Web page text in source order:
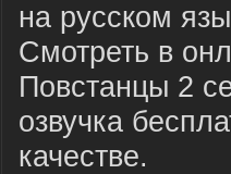
на русском
Смотреть в
Повстанцы 2
озвучка
качестве.